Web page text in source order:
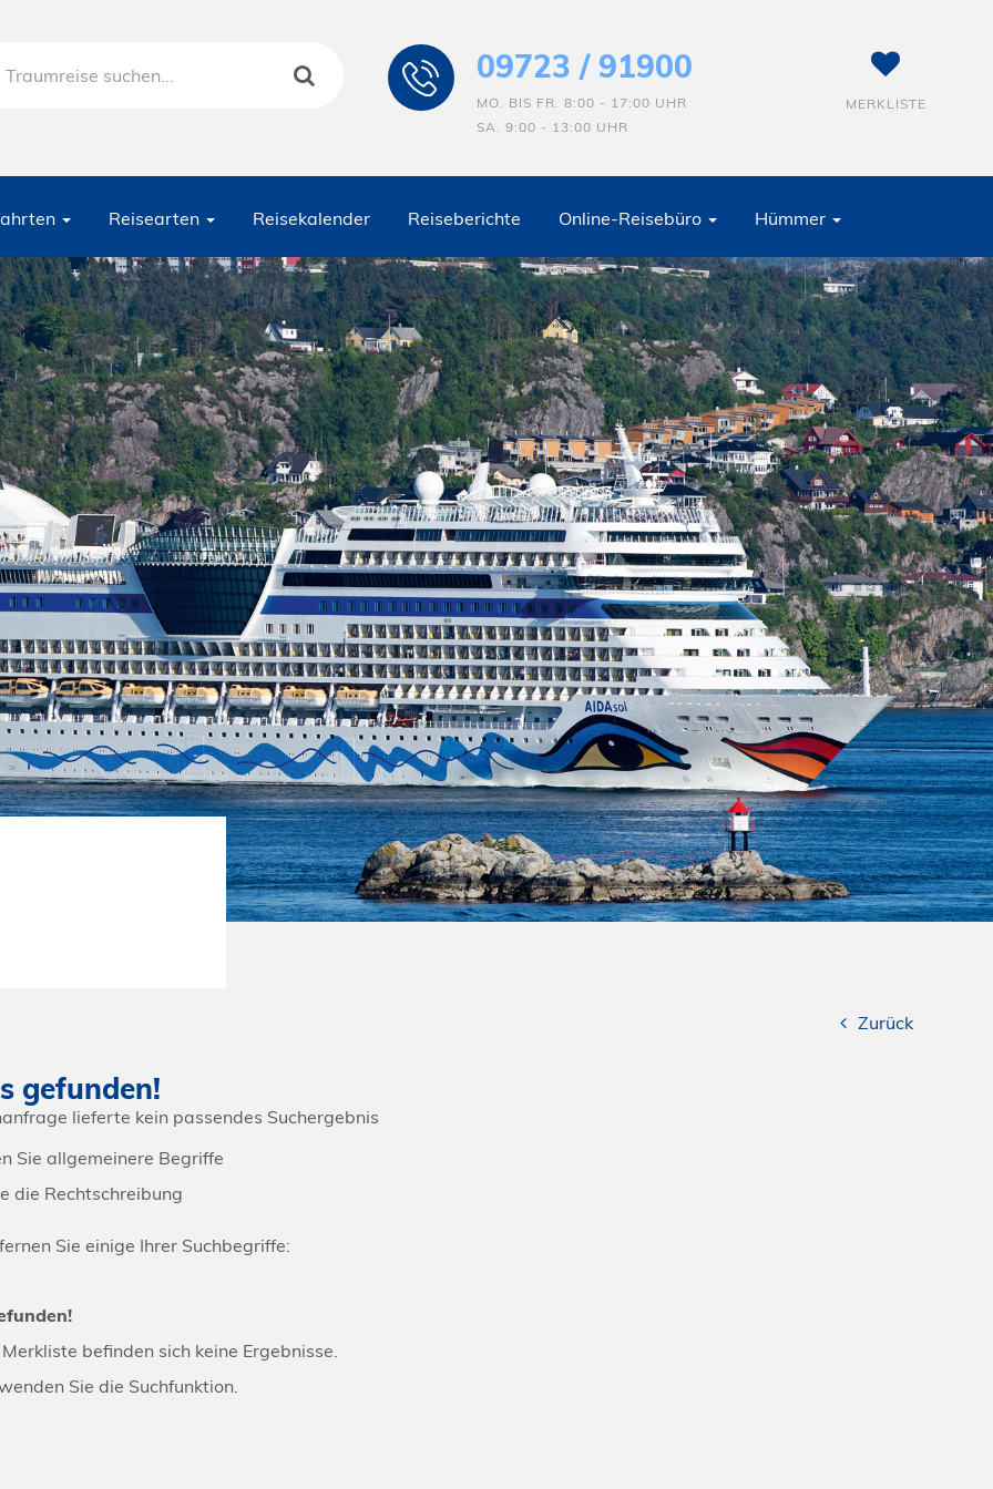
09723 / 91900
MO. BIS FR. 8:00 - 17:00 UHR
SA. 9:00 - 13:00 UHR
MERKLISTE
Reisearten Reisekalender Reiseberichte Online-Reisebüro Hümmer
Zurück
gefunden!
lieferte kein passendes Suchergebnis
Sie allgemeinere Begriffe
die Rechtschreibung
Sie einige Ihrer Suchbegriffe:
befinden sich keine Ergebnisse.
Sie die Suchfunktion.